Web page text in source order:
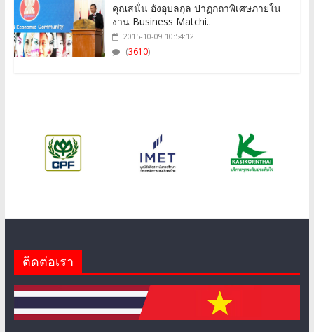
คุณสนั่น อังอุบลกุล ปาฏกถาพิเศษภายใน
งาน Business Matchi..
2015-10-09 10:54:12
(3610)
ติดต่อเรา